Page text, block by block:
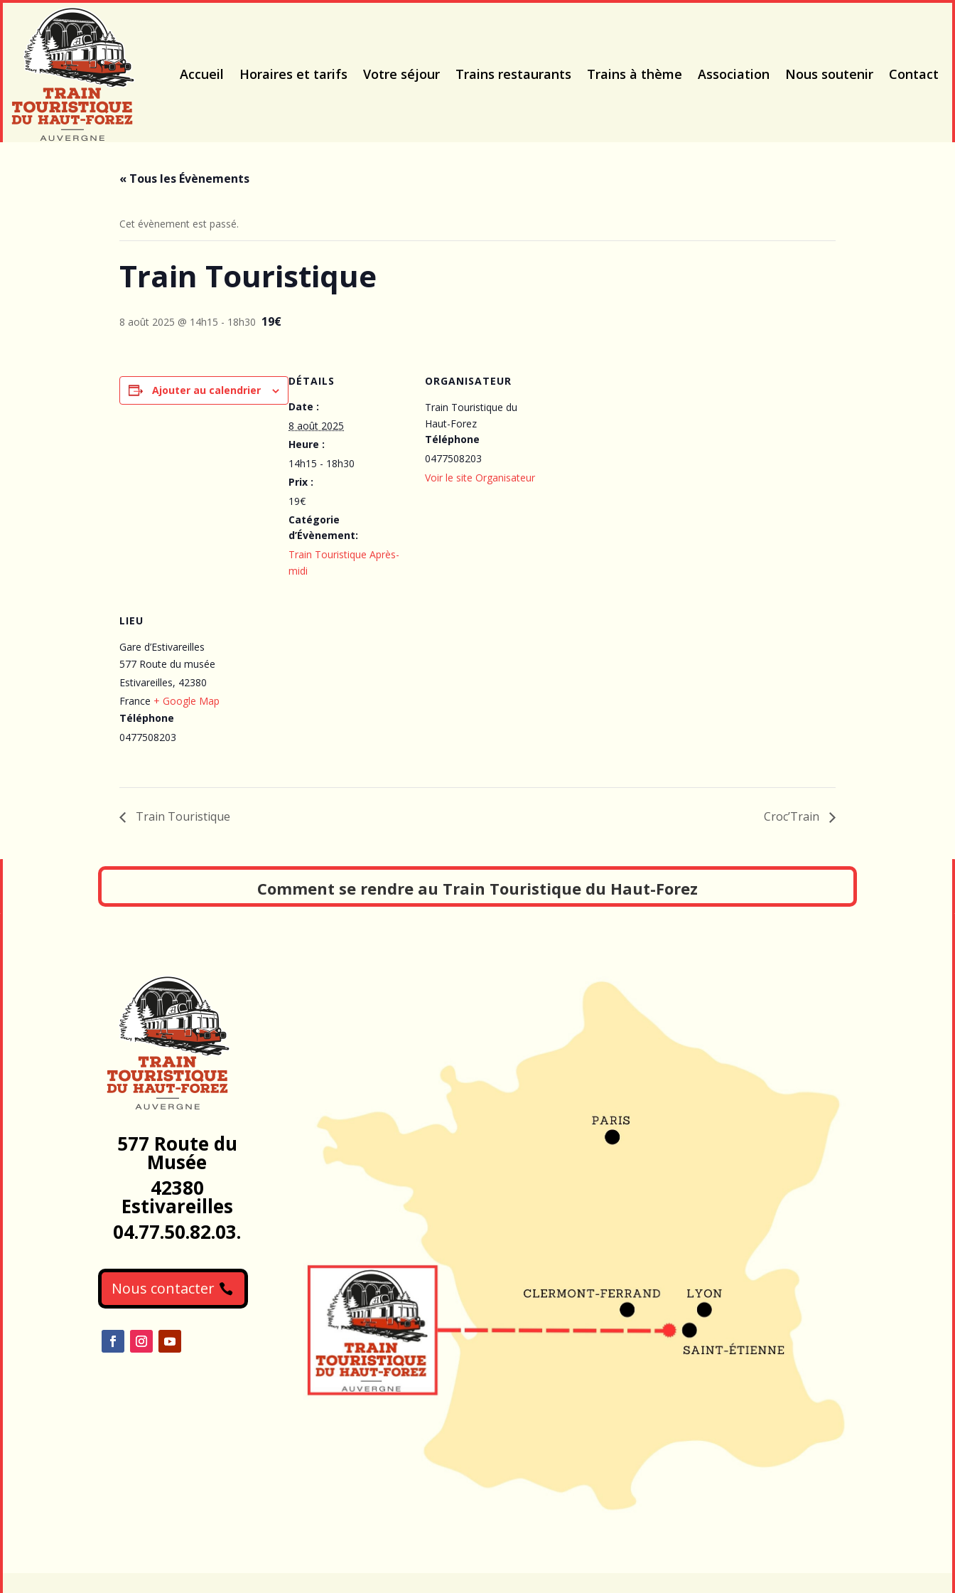
Accueil Horaires et tarifs Votre séjour Trains restaurants Trains à thème Association Nous soutenir Contact
« Tous les Évènements
Cet évènement est passé.
Train Touristique
8 août 2025 @ 14h15 - 18h30 19€
Ajouter au calendrier
DÉTAILS
Date :
8 août 2025
Heure :
14h15 - 18h30
Prix :
19€
Catégorie
d’Évènement:
Train Touristique Après-
midi
ORGANISATEUR
Train Touristique du
Haut-Forez
Téléphone
0477508203
Voir le site Organisateur
LIEU
Gare d’Estivareilles
577 Route du musée
Estivareilles, 42380
France + Google Map
Téléphone
0477508203
Train Touristique Croc’Train
Comment se rendre au Train Touristique du Haut-Forez
577 Route du
Musée
42380
Estivareilles
04.77.50.82.03.
Nous contacter